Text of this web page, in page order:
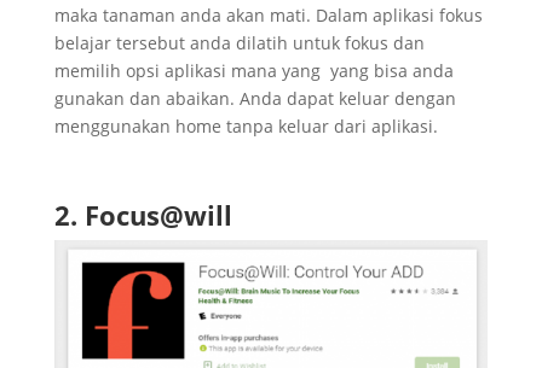
maka tanaman anda akan mati. Dalam aplikasi fokus
belajar tersebut anda dilatih untuk fokus dan
memilih opsi aplikasi mana yang yang bisa anda
gunakan dan abaikan. Anda dapat keluar dengan
menggunakan home tanpa keluar dari aplikasi.
2. Focus@will